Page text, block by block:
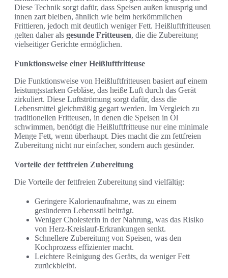
Diese Technik sorgt dafür, dass Speisen außen knusprig und
innen zart bleiben, ähnlich wie beim herkömmlichen
Frittieren, jedoch mit deutlich weniger Fett. Heißluftfritteusen
gelten daher als gesunde Fritteusen, die die Zubereitung
vielseitiger Gerichte ermöglichen.
Funktionsweise einer Heißluftfritteuse
Die Funktionsweise von Heißluftfritteusen basiert auf einem
leistungsstarken Gebläse, das heiße Luft durch das Gerät
zirkuliert. Diese Luftströmung sorgt dafür, dass die
Lebensmittel gleichmäßig gegart werden. Im Vergleich zu
traditionellen Fritteusen, in denen die Speisen in Öl
schwimmen, benötigt die Heißluftfritteuse nur eine minimale
Menge Fett, wenn überhaupt. Dies macht die zm fettfreien
Zubereitung nicht nur einfacher, sondern auch gesünder.
Vorteile der fettfreien Zubereitung
Die Vorteile der fettfreien Zubereitung sind vielfältig:
Geringere Kalorienaufnahme, was zu einem
gesünderen Lebensstil beiträgt.
Weniger Cholesterin in der Nahrung, was das Risiko
von Herz-Kreislauf-Erkrankungen senkt.
Schnellere Zubereitung von Speisen, was den
Kochprozess effizienter macht.
Leichtere Reinigung des Geräts, da weniger Fett
zurückbleibt.